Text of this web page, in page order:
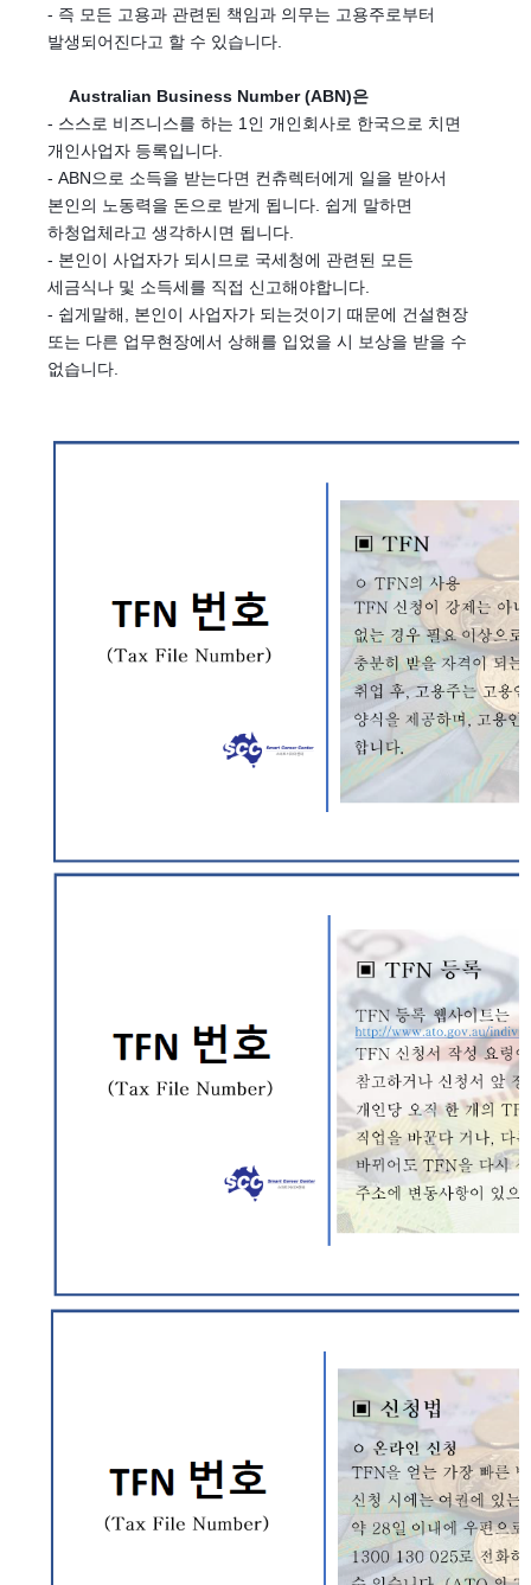
- 즉 모든 고용과 관련된 책임과 의무는 고용주로부터
발생되어진다고 할 수 있습니다.
Australian Business Number (ABN)은
- 스스로 비즈니스를 하는 1인 개인회사로 한국으로 치면
개인사업자 등록입니다.
- ABN으로 소득을 받는다면 컨츄렉터에게 일을 받아서
본인의 노동력을 돈으로 받게 됩니다. 쉽게 말하면
하청업체라고 생각하시면 됩니다.
- 본인이 사업자가 되시므로 국세청에 관련된 모든
세금식나 및 소득세를 직접 신고해야합니다.
- 쉽게말해, 본인이 사업자가 되는것이기 때문에 건설현장
또는 다른 업무현장에서 상해를 입었을 시 보상을 받을 수
없습니다.